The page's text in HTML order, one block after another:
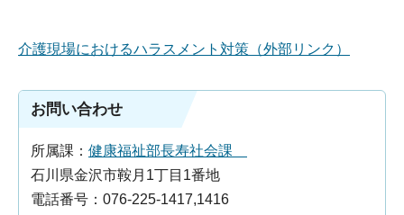
介護現場におけるハラスメント対策（外部リンク）
お問い合わせ
所属課： 健康福祉部長寿社会課
石川県金沢市鞍月1丁目1番地
電話番号：076-225-1417,1416